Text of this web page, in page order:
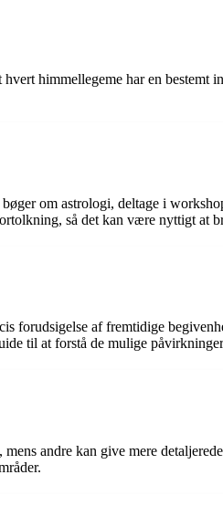
himmellegeme har en bestemt
om astrologi, deltage i
så det kan være nyttigt at
af fremtidige
til at forstå de mulige
andre kan give mere